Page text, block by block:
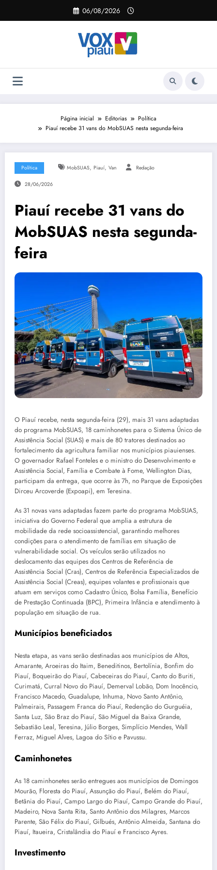
o
06/08/2026
Página inicial Editorias
Política
Piauí recebe 31 vans do MobSUAS nesta segunda-feira
Política MobSUAS, Piauí, Van Redação
28/06/2026
Piauí recebe 31 vans do
MobSUAS nesta segunda-
feira
O Piauí recebe, nesta segunda-feira (29), mais 31 vans adaptadas
do programa MobSUAS, 18 caminhonetes para o Sistema Único de
Assistência Social (SUAS) e mais de 80 tratores destinados ao
fortalecimento da agricultura familiar nos municípios piauienses.
O governador Rafael Fonteles e o ministro do Desenvolvimento e
Assistência Social, Família e Combate à Fome, Wellington Dias,
participam da entrega, que ocorre às 7h, no Parque de Exposições
Dirceu Arcoverde (Expoapi), em Teresina.
As 31 novas vans adaptadas fazem parte do programa MobSUAS,
iniciativa do Governo Federal que amplia a estrutura de
mobilidade da rede socioassistencial, garantindo melhores
condições para o atendimento de famílias em situação de
vulnerabilidade social. Os veículos serão utilizados no
deslocamento das equipes dos Centros de Referência de
Assistência Social (Cras), Centros de Referência Especializados de
Assistência Social (Creas), equipes volantes e profissionais que
atuam em serviços como Cadastro Único, Bolsa Família, Benefício
de Prestação Continuada (BPC), Primeira Infância e atendimento à
população em situação de rua.
Municípios beneficiados
Nesta etapa, as vans serão destinadas aos municípios de Altos,
Amarante, Aroeiras do Itaim, Beneditinos, Bertolínia, Bonfim do
Piauí, Boqueirão do Piauí, Cabeceiras do Piauí, Canto do Buriti,
Curimatá, Curral Novo do Piauí, Demerval Lobão, Dom Inocêncio,
Francisco Macedo, Guadalupe, Inhuma, Novo Santo Antônio,
Palmeirais, Passagem Franca do Piauí, Redenção do Gurguéia,
Santa Luz, São Braz do Piauí, São Miguel da Baixa Grande,
Sebastião Leal, Teresina, Júlio Borges, Simplício Mendes, Wall
Ferraz, Miguel Alves, Lagoa do Sítio e Pavussu.
Caminhonetes
As 18 caminhonetes serão entregues aos municípios de Domingos
Mourão, Floresta do Piauí, Assunção do Piauí, Belém do Piauí,
Betânia do Piauí, Campo Largo do Piauí, Campo Grande do Piauí,
Madeiro, Nova Santa Rita, Santo Antônio dos Milagres, Marcos
Parente, São Félix do Piauí, Gilbués, Antônio Almeida, Santana do
Piauí, Itaueira, Cristalândia do Piauí e Francisco Ayres.
Investimento